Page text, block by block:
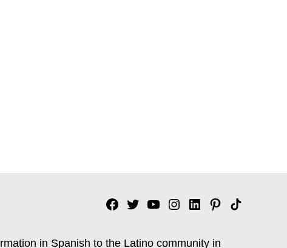
Facebook
TwitterYouTubeInstagram
Linkedin
Pinterest
Tik
in Spanish to the Latino community in